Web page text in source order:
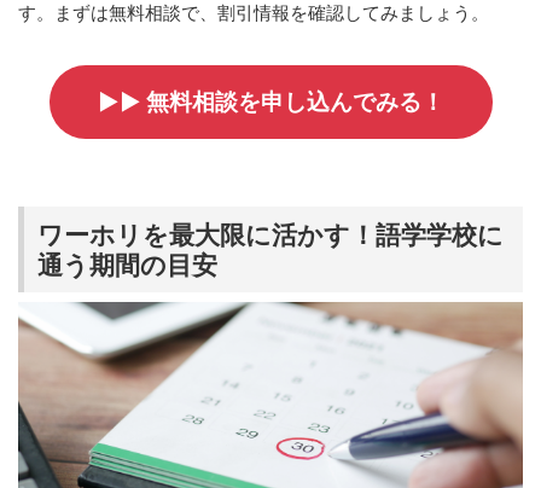
す。まずは無料相談で、割引情報を確認してみましょう。
▶▶ 無料相談を申し込んでみる！
ワーホリを最大限に活かす！語学学校に
通う期間の目安